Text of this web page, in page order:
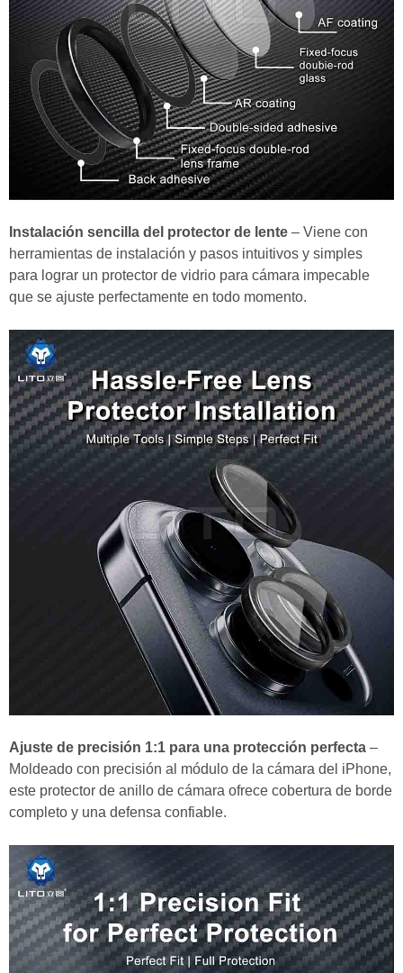
Instalación sencilla del protector de lente – Viene con
herramientas de instalación y pasos intuitivos y simples
para lograr un protector de vidrio para cámara impecable
que se ajuste perfectamente en todo momento.
Ajuste de precisión 1:1 para una protección perfecta –
Moldeado con precisión al módulo de la cámara del iPhone,
este protector de anillo de cámara ofrece cobertura de borde
completo y una defensa confiable.